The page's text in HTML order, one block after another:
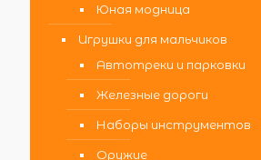
Юная модница
Игрушки для мальчиков
Автотреки и парковки
Железные дороги
Наборы инструментов
Оружие